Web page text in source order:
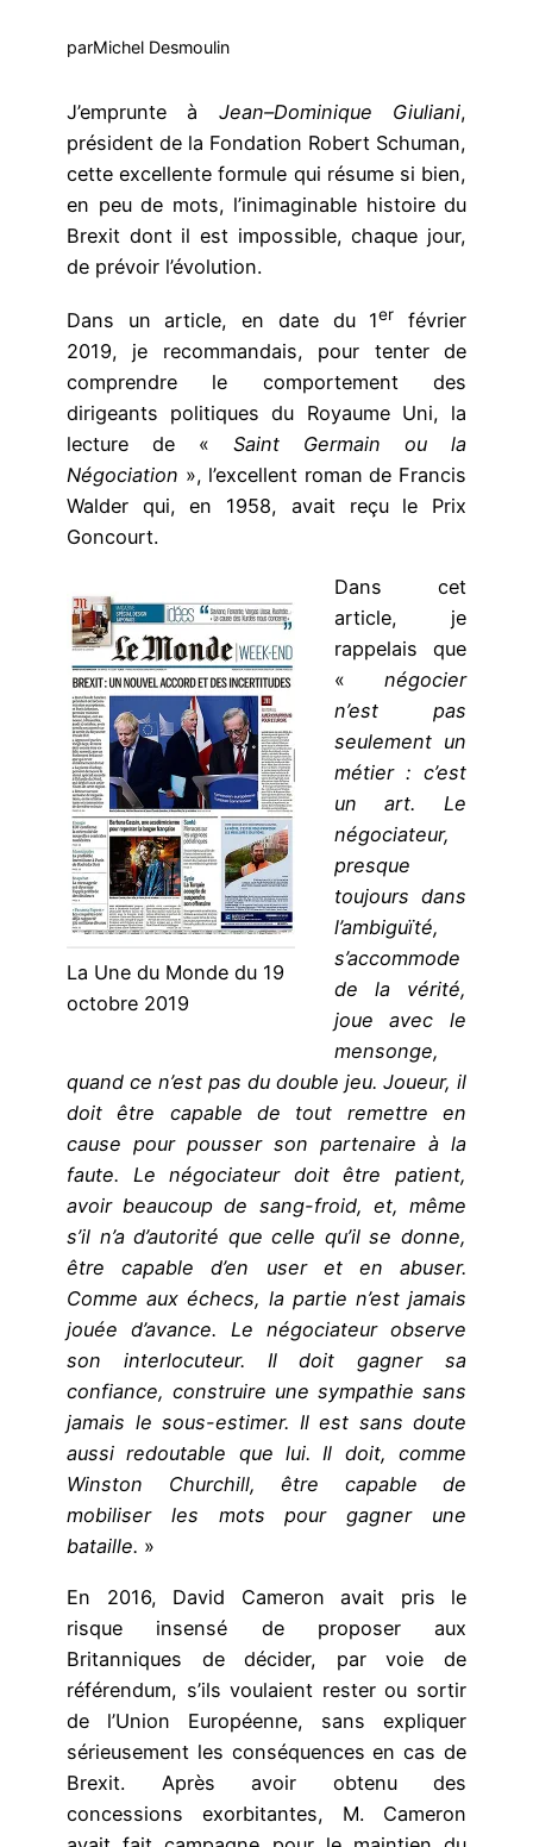
parMichel Desmoulin
J’emprunte à Jean–Dominique Giuliani,
président de la Fondation Robert Schuman,
cette excellente formule qui résume si bien,
en peu de mots, l’inimaginable histoire du
Brexit dont il est impossible, chaque jour,
de prévoir l’évolution.
Dans un article, en date du 1er
février
2019, je recommandais, pour tenter de
comprendre le comportement des
dirigeants politiques du Royaume Uni, la
lecture de « Saint Germain ou la
Négociation », l’excellent roman de Francis
Walder qui, en 1958, avait reçu le Prix
Goncourt.
La Une du Monde du 19
octobre 2019
Dans cet
article, je
rappelais que
« négocier
n’est pas
seulement un
métier : c’est
un art. Le
négociateur,
presque
toujours dans
l’ambiguïté,
s’accommode
de la vérité,
joue avec le
mensonge,
quand ce n’est pas du double jeu. Joueur, il
doit être capable de tout remettre en
cause pour pousser son partenaire à la
faute. Le négociateur doit être patient,
avoir beaucoup de sang-froid, et, même
s’il n’a d’autorité que celle qu’il se donne,
être capable d’en user et en abuser.
Comme aux échecs, la partie n’est jamais
jouée d’avance. Le négociateur observe
son interlocuteur. Il doit gagner sa
confiance, construire une sympathie sans
jamais le sous-estimer. Il est sans doute
aussi redoutable que lui. Il doit, comme
Winston Churchill, être capable de
mobiliser les mots pour gagner une
bataille. »
En 2016, David Cameron avait pris le
risque insensé de proposer aux
Britanniques de décider, par voie de
référendum, s’ils voulaient rester ou sortir
de l’Union Européenne, sans expliquer
sérieusement les conséquences en cas de
Brexit. Après avoir obtenu des
concessions exorbitantes, M. Cameron